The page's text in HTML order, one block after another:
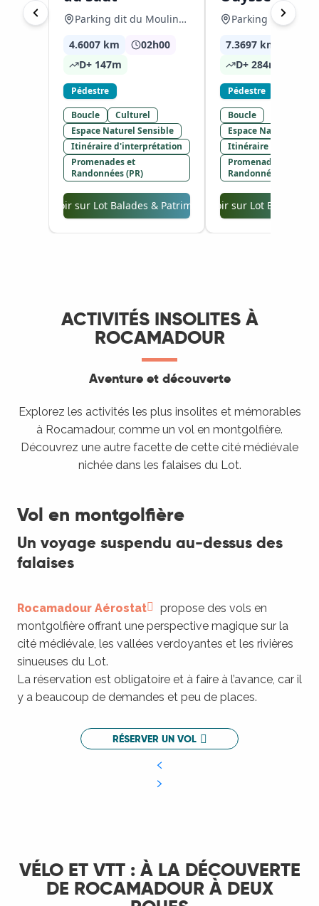
ACTIVITÉS INSOLITES À
ROCAMADOUR
Aventure et découverte
Explorez les activités les plus insolites et mémorables
à Rocamadour, comme un vol en montgolfière.
Découvrez une autre facette de cette cité médiévale
nichée dans les falaises du Lot.
Vol en montgolfière
Un voyage suspendu au-dessus des
falaises
Rocamadour Aérostat
propose des vols en
montgolfière offrant une perspective magique sur la
cité médiévale, les vallées verdoyantes et les rivières
sinueuses du Lot.
La réservation est obligatoire et à faire à l’avance, car il
y a beaucoup de demandes et peu de places.
RÉSERVER UN VOL
VÉLO ET VTT : À LA DÉCOUVERTE
DE ROCAMADOUR À DEUX